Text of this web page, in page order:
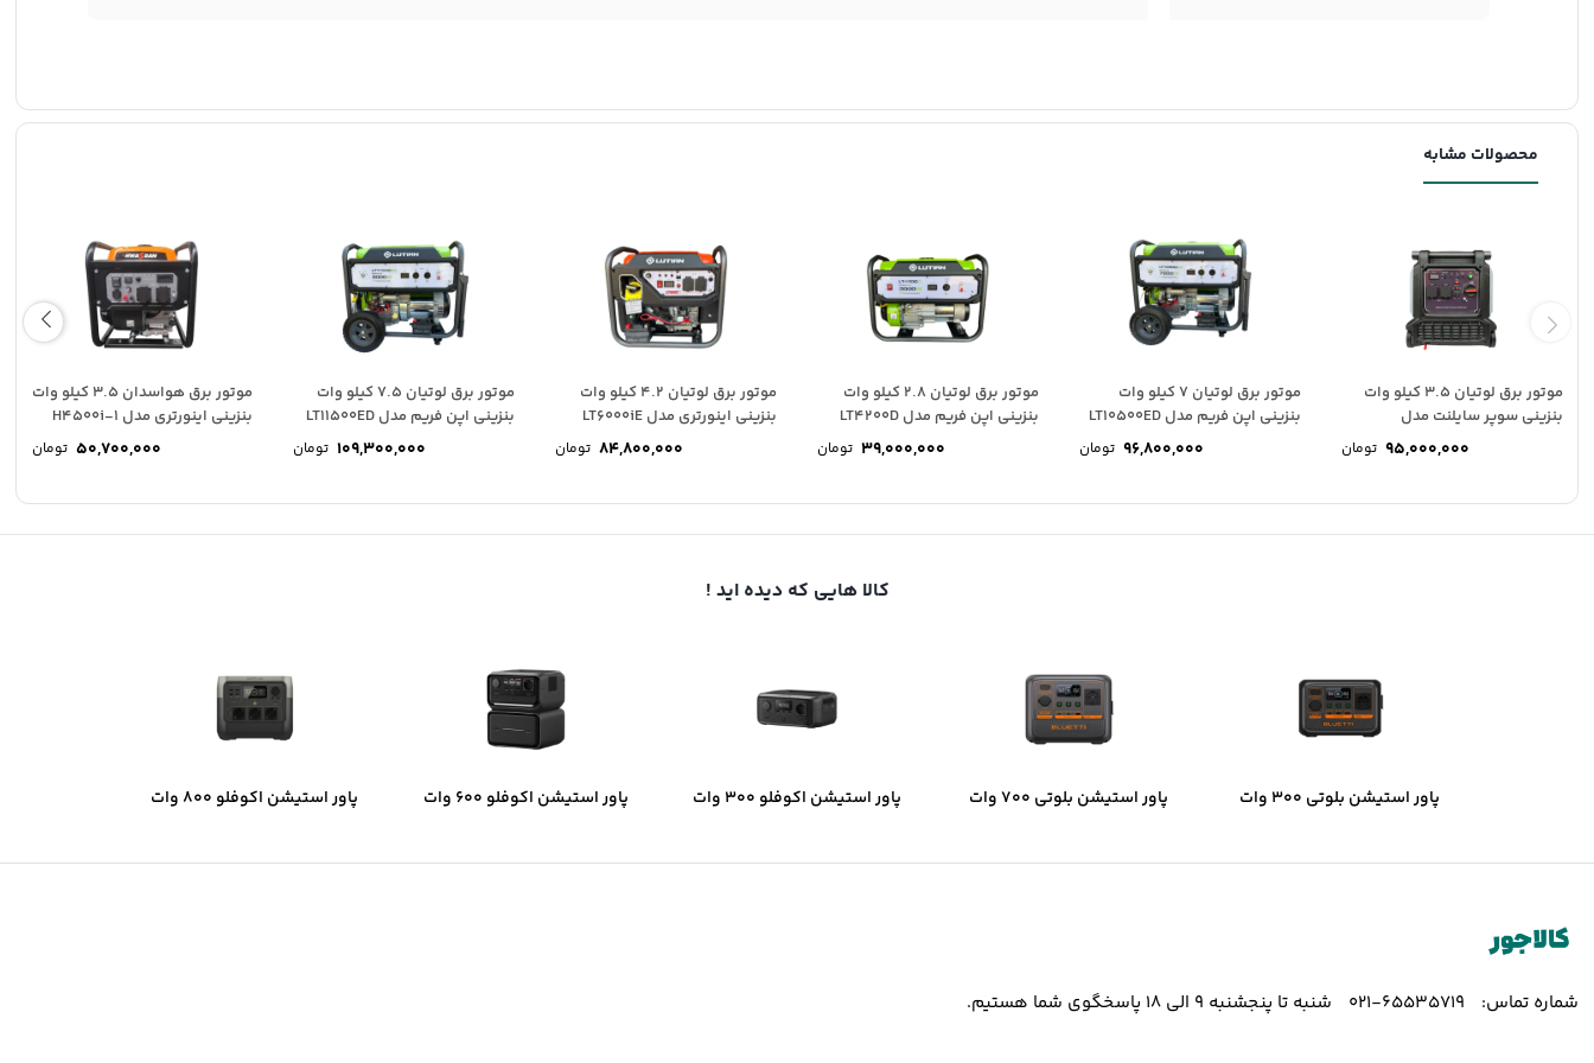
محصولات مشابه
موتور برق لوتیان 3.5 کیلو وات
بنزینی سوپر سایلنت مدل
95,000,000 تومان
موتور برق لوتیان 7 کیلو وات
بنزینی اپن فریم مدل LT10500ED
96,800,000 تومان
موتور برق لوتیان 2.8 کیلو وات
بنزینی اپن فریم مدل LT4200D
39,000,000 تومان
موتور برق لوتیان 4.2 کیلو وات
بنزینی اینورتری مدل LT6000iE
84,800,000 تومان
موتور برق لوتیان 7.5 کیلو وات
بنزینی اپن فریم مدل LT11500ED
109,300,000 تومان
موتور برق هواسدان 3.5 کیلو وات
بنزینی اینورتری مدل H4500i-1
50,700,000 تومان
کالا هایی که دیده اید !
پاور استیشن بلوتی 300 وات
پاور استیشن بلوتی 700 وات
پاور استیشن اکوفلو 300 وات
پاور استیشن اکوفلو 600 وات
پاور استیشن اکوفلو 800 وات
شماره تماس: 65535719-021 شنبه تا پنجشنبه 9 الی 18 پاسخگوی شما هستیم.